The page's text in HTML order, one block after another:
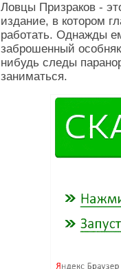
Ловцы Призраков -
издание, в котором
работать. Однажды
заброшенный
нибудь следы
заниматься.